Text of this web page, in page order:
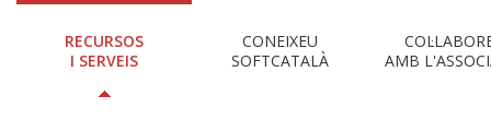
RECURSOS
I SERVEIS
CONEIXEU
SOFTCATALÀ
AMB